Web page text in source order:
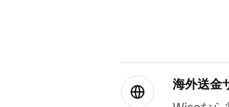
海外送金